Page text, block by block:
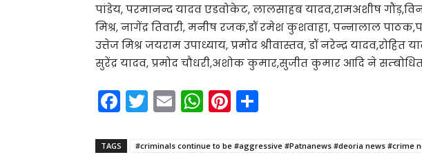
पांडेय, परमानन्द यादव एडवोकेट, लालसाहब यादव,रामअशीष
मिश्र, नागेंद्र तिवारी, मनीष रजक,डॉ रमेश कुशवाहा, पन्नालाल
उत्तेज मिश्र जयराम उपाध्याय, प्रमोद श्रीवास्तव, डॉ नरेन्द्र यादव,रोहित
सुरेंद्र यादव, प्रमोद चौधरी,अशोक कुमार,सुजीत कुमार आदि ने
F
a
c
T
w
itt
E
m
ai
W
h
a
Pi
nt
er ar
TAGS #criminals continue to be #aggressive #Patnanews #deoria news #crime